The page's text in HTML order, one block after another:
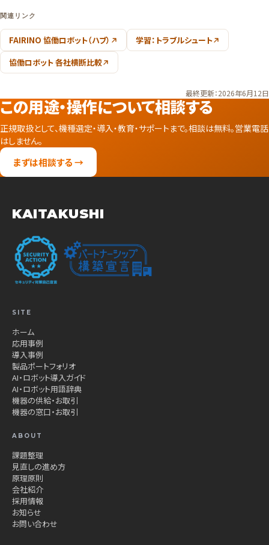
関連リンク
FAIRINO 協働ロボット（ハブ）
学習：トラブルシュート
協働ロボット 各社横断比較
最終更新：2026年6月12日
この用途・操作について相談する
正規取扱として、機種選定・導入・教育・サポートまで。相談は無料。営業電話
はしません。
まずは相談する →
KAITAKUSHI
SITE
ホーム
応用事例
導入事例
製品ポートフォリオ
AI・ロボット導入ガイド
AI・ロボット用語辞典
機器の供給・お取引
機器の窓口・お取引
ABOUT
課題整理
見直しの進め方
原理原則
会社紹介
採用情報
お知らせ
お問い合わせ